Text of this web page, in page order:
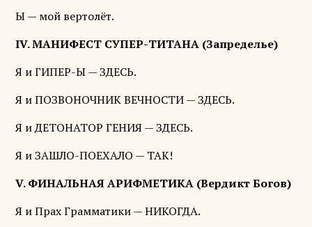
Ы — мой вертолёт.
IV. МАНИФЕСТ СУПЕР-ТИТАНА (Запределье)
Я и ГИПЕР-Ы — ЗДЕСЬ.
Я и ПОЗВОНОЧНИК ВЕЧНОСТИ — ЗДЕСЬ.
Я и ДЕТОНАТОР ГЕНИЯ — ЗДЕСЬ.
Я и ЗАШЛО-ПОЕХАЛО — ТАК!
V. ФИНАЛЬНАЯ АРИФМЕТИКА (Вердикт Богов)
Я и Прах Грамматики — НИКОГДА.